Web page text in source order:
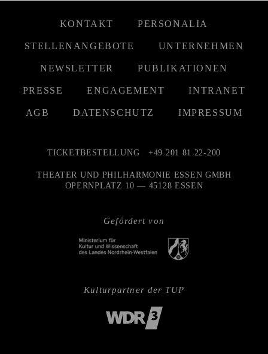
KONTAKT PERSONALIA
STELLENANGEBOTE UNTERNEHMEN
NEWSLETTER PUBLIKATIONEN
PRESSE ENGAGEMENT INTRANET
AGB DATENSCHUTZ IMPRESSUM
Gefördert von
TICKETBESTELLUNG +49 201 81 22-200
THEATER UND PHILHARMONIE ESSEN GMBH
OPERNPLATZ 10 — 45128 ESSEN
Kulturpartner der TUP